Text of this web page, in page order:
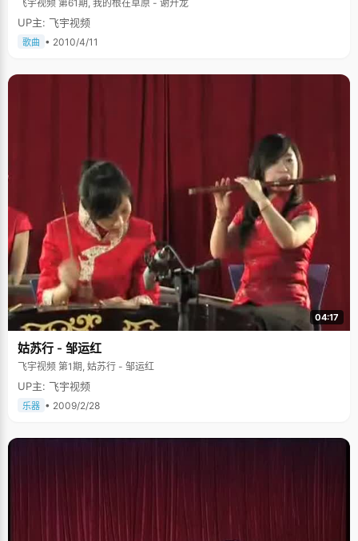
飞宇视频 第61期, 我的根在草原 - 谢升龙
UP主: 飞宇视频
歌曲 • 2010/4/11
04:17
姑苏行 - 邹运红
飞宇视频 第1期, 姑苏行 - 邹运红
UP主: 飞宇视频
乐器 • 2009/2/28